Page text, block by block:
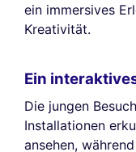
ein immersives
Kreativität.
Ein
Die jungen
Installationen
ansehen,